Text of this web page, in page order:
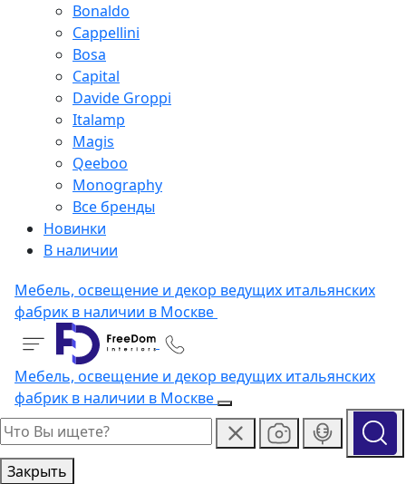
Bonaldo
Cappellini
Bosa
Capital
Davide Groppi
Italamp
Magis
Qeeboo
Monography
Все бренды
Новинки
В наличии
Мебель, освещение и декор ведущих итальянских
фабрик в наличии в Москве
Мебель, освещение и декор ведущих итальянских
фабрик в наличии в Москве
Закрыть